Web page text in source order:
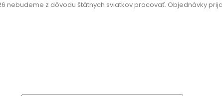
nebudeme z dôvodu štátnych sviatkov pracovať. Objednávky